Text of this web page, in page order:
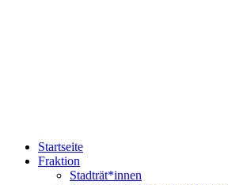
Startseite
Fraktion
Stadträt*innen